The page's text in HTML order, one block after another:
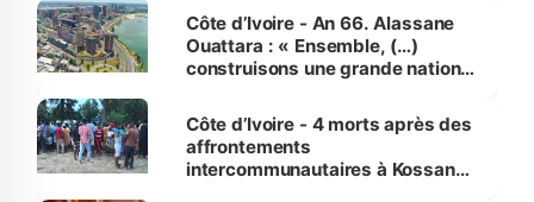
enfants
Côte d’Ivoire - An 66. Alassane
Ouattara : « Ensemble, (…)
construisons une grande nation
générations futures »
Côte d’Ivoire - 4 morts après des
affrontements
intercommunautaires à Kossandji